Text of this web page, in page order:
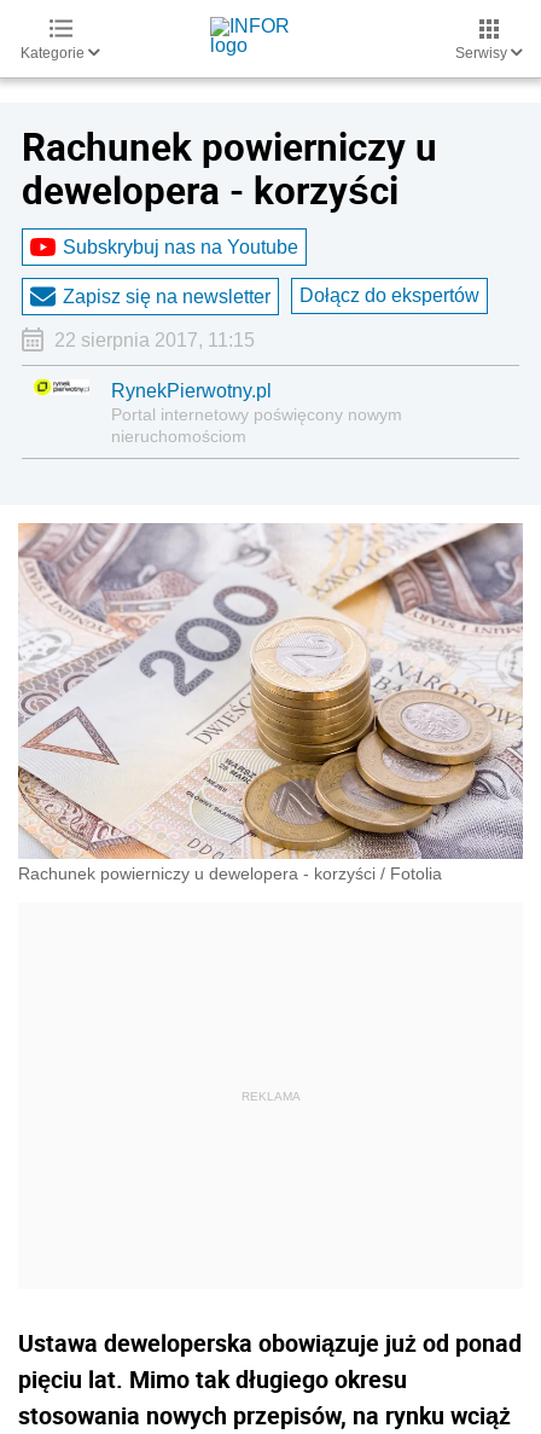
Kategorie Serwisy
Rachunek powierniczy u
dewelopera - korzyści
Subskrybuj nas na Youtube
Zapisz się na newsletter Dołącz do ekspertów
22 sierpnia 2017, 11:15
RynekPierwotny.pl
Portal internetowy poświęcony nowym
nieruchomościom
Rachunek powierniczy u dewelopera - korzyści / Fotolia
Ustawa deweloperska obowiązuje już od ponad
pięciu lat. Mimo tak długiego okresu
stosowania nowych przepisów, na rynku wciąż